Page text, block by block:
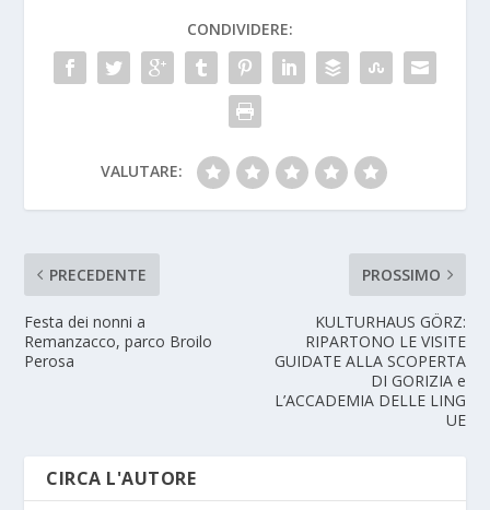
CONDIVIDERE:
VALUTARE:
PRECEDENTE
Festa dei nonni a
Remanzacco, parco Broilo
Perosa
PROSSIMO
KULTURHAUS GÖRZ:
RIPARTONO LE VISITE
GUIDATE ALLA SCOPERTA
DI GORIZIA e
L’ACCADEMIA DELLE LING
UE
CIRCA L'AUTORE